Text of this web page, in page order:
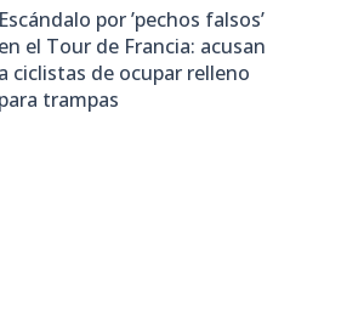
Escándalo por ’pechos falsos’
en el Tour de Francia: acusan
a ciclistas de ocupar relleno
para trampas